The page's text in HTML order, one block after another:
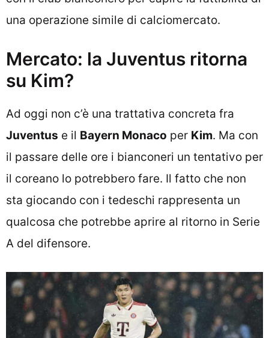
una operazione simile di calciomercato.
Mercato: la Juventus ritorna
su Kim?
Ad oggi non c’è una trattativa concreta fra
Juventus e il Bayern Monaco per Kim. Ma con
il passare delle ore i bianconeri un tentativo per
il coreano lo potrebbero fare. Il fatto che non
sta giocando con i tedeschi rappresenta un
qualcosa che potrebbe aprire al ritorno in Serie
A del difensore.